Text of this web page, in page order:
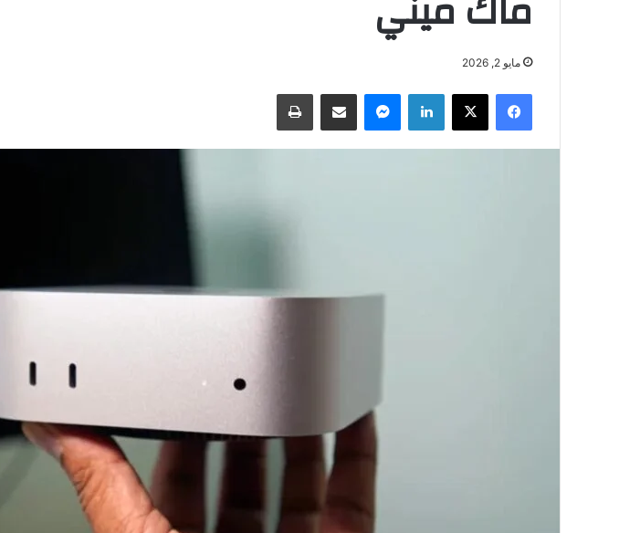
مايو 2, 2026
فيسبوك لينكدإن